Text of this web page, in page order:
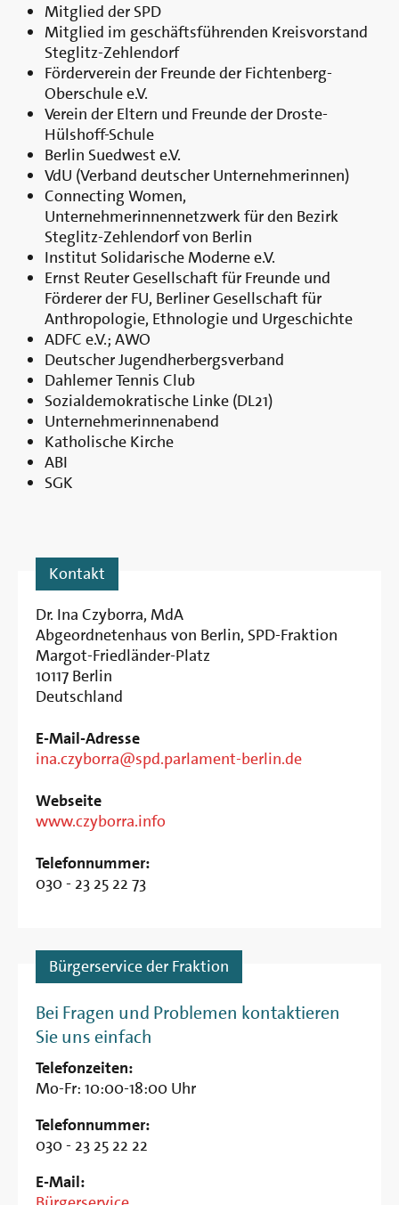
Mitglied der SPD
Mitglied im geschäftsführenden Kreisvorstand
Steglitz-Zehlendorf
Förderverein der Freunde der Fichtenberg-
Oberschule e.V.
Verein der Eltern und Freunde der Droste-
Hülshoff-Schule
Berlin Suedwest e.V.
VdU (Verband deutscher Unternehmerinnen)
Connecting Women,
Unternehmerinnennetzwerk für den Bezirk
Steglitz-Zehlendorf von Berlin
Institut Solidarische Moderne e.V.
Ernst Reuter Gesellschaft für Freunde und
Förderer der FU, Berliner Gesellschaft für
Anthropologie, Ethnologie und Urgeschichte
ADFC e.V.; AWO
Deutscher Jugendherbergsverband
Dahlemer Tennis Club
Sozialdemokratische Linke (DL21)
Unternehmerinnenabend
Katholische Kirche
ABI
SGK
Kontakt
Dr. Ina Czyborra, MdA
Abgeordnetenhaus von Berlin, SPD-Fraktion
Margot-Friedländer-Platz
10117 Berlin
Deutschland
E-Mail-Adresse
ina.czyborra@spd.parlament-berlin.de
Webseite
www.czyborra.info
Telefonnummer:
030 - 23 25 22 73
Bürgerservice der Fraktion
Bei Fragen und Problemen kontaktieren
Sie uns einfach
Telefonzeiten:
Mo-Fr: 10:00-18:00 Uhr
Telefonnummer:
030 - 23 25 22 22
E-Mail: